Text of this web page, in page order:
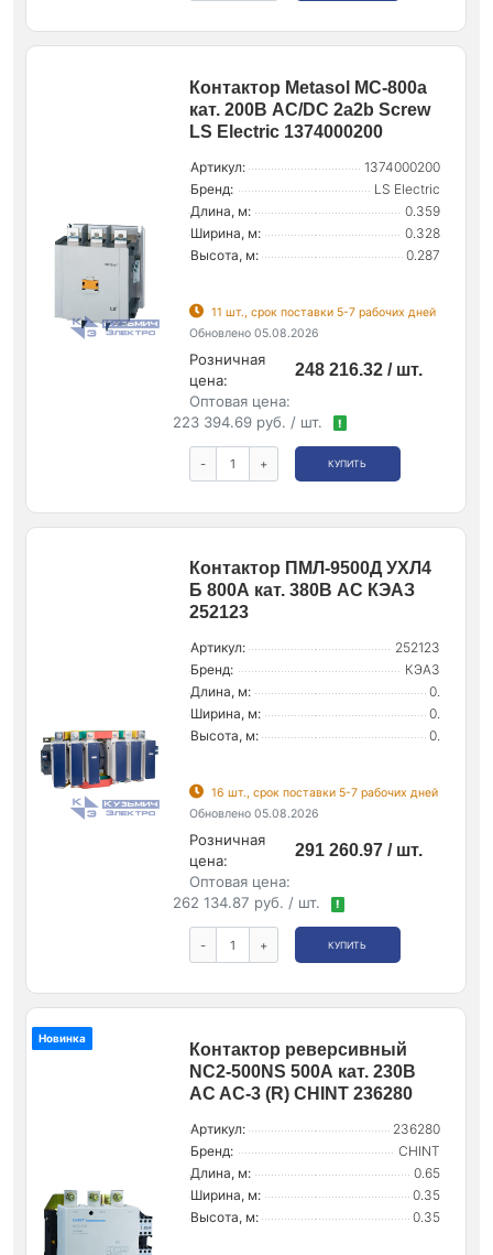
Контактор Metasol MC-800a
кат. 200В AC/DC 2a2b Screw
LS Electric 1374000200
Артикул:
1374000200
Бренд:
LS Electric
Длина, м:
0.359
Ширина, м:
0.328
Высота, м:
0.287
11 шт., срок поставки 5-7 рабочих дней
Обновлено 05.08.2026
Розничная
цена:
248 216.32 / шт.
Оптовая цена:
223 394.69 руб. / шт.
!
- + КУПИТЬ
Контактор ПМЛ-9500Д УХЛ4
Б 800А кат. 380В AC КЭАЗ
252123
Артикул:
252123
Бренд:
КЭАЗ
Длина, м:
0.
Ширина, м:
0.
Высота, м:
0.
16 шт., срок поставки 5-7 рабочих дней
Обновлено 05.08.2026
Розничная
цена:
291 260.97 / шт.
Оптовая цена:
262 134.87 руб. / шт.
!
- + КУПИТЬ
Новинка
Контактор реверсивный
NC2-500NS 500А кат. 230В
AC AC-3 (R) CHINT 236280
Артикул:
236280
Бренд:
CHINT
Длина, м:
0.65
Ширина, м:
0.35
Высота, м:
0.35